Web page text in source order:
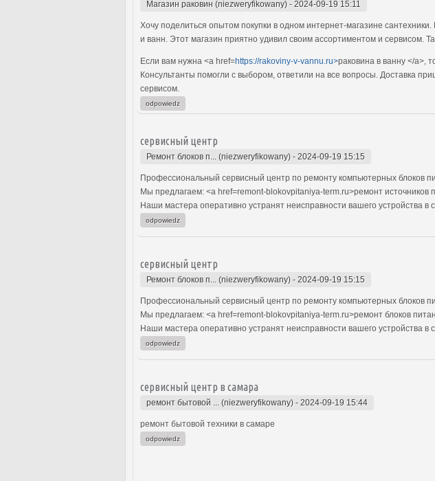
Магазин раковин (niezweryfikowany) - 2024-09-19 15:11
Хочу поделиться опытом покупки в одном интернет-магазине
и ванн. Этот магазин приятно удивил своим ассортиментом и сервисом.
Если вам нужна <a href=https://rakoviny-v-vannu.ru>раковина в ванну </a>,
Консультанты помогли с выбором, ответили на все вопросы. Доставка
сервисом.
odpowiedz
сервисный центр
Ремонт блоков п... (niezweryfikowany) - 2024-09-19 15:15
Профессиональный сервисный центр по ремонту компьютерных блоков
Мы предлагаем: <a href=remont-blokovpitaniya-term.ru>ремонт источников
Наши мастера оперативно устранят неисправности вашего устройства в
odpowiedz
сервисный центр
Ремонт блоков п... (niezweryfikowany) - 2024-09-19 15:15
Профессиональный сервисный центр по ремонту компьютерных блоков
Мы предлагаем: <a href=remont-blokovpitaniya-term.ru>ремонт блоков
Наши мастера оперативно устранят неисправности вашего устройства в
odpowiedz
сервисный центр в самара
ремонт бытовой ... (niezweryfikowany) - 2024-09-19 15:44
ремонт бытовой техники в самаре
odpowiedz